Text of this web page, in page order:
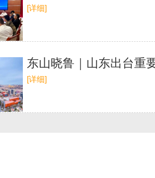
[详细]
东山晓鲁｜山东出台重
[详细]